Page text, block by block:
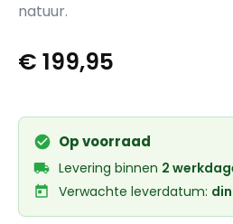
natuur.
€ 199,95
Op voorraad
Levering binnen 2
Verwachte leverdatum: